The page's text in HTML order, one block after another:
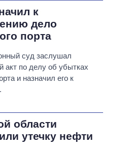
к
дело
порта
суд заслушал
акт по делу об убытках
и назначил его к
области
утечку нефти